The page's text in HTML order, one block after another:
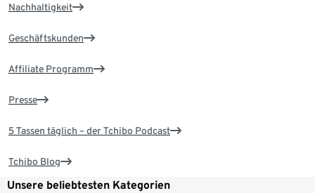
Nachhaltigkeit
Geschäftskunden
Affiliate Programm
Presse
5 Tassen täglich – der Tchibo Podcast
Tchibo Blog
Unsere beliebtesten Kategorien